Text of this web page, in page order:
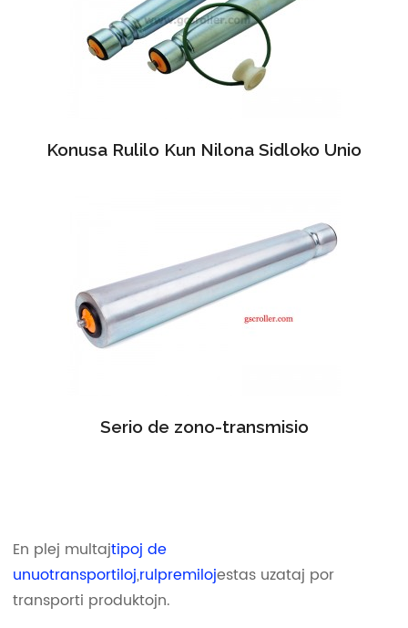
Konusa Rulilo Kun Nilona Sidloko Unio
Serio de zono-transmisio
En plej multajtipoj de
unuotransportiloj,rulpremilojestas uzataj por
transporti produktojn.